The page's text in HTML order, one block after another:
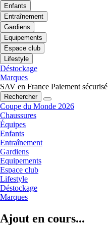
Enfants
Entraînement
Gardiens
Equipements
Espace club
Lifestyle
Déstockage
Marques
SAV en France Paiement sécurisé
Rechercher
Coupe du Monde 2026
Chaussures
Équipes
Enfants
Entraînement
Gardiens
Equipements
Espace club
Lifestyle
Déstockage
Marques
Ajout en cours...